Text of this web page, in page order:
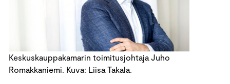
Keskuskauppakamarin toimitusjohtaja Juho
Romakkaniemi. Kuva: Liisa Takala.